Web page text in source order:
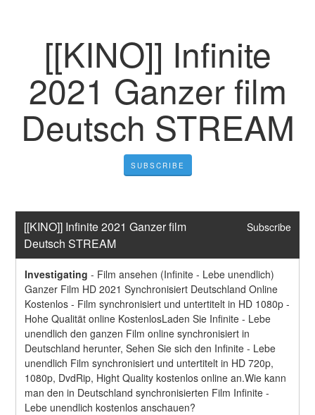
[[KINO]] Infinite
2021 Ganzer film
Deutsch STREAM
SUBSCRIBE
[[KINO]] Infinite 2021 Ganzer film
Deutsch STREAM
Subscribe
Investigating - Film ansehen (Infinite - Lebe unendlich)
Ganzer Film HD 2021 Synchronisiert Deutschland Online
Kostenlos - Film synchronisiert und untertitelt in HD 1080p -
Hohe Qualität online KostenlosLaden Sie Infinite - Lebe
unendlich den ganzen Film online synchronisiert in
Deutschland herunter, Sehen Sie sich den Infinite - Lebe
unendlich Film synchronisiert und untertitelt in HD 720p,
1080p, DvdRip, Hight Quality kostenlos online an.Wie kann
man den in Deutschland synchronisierten Film Infinite -
Lebe unendlich kostenlos anschauen?